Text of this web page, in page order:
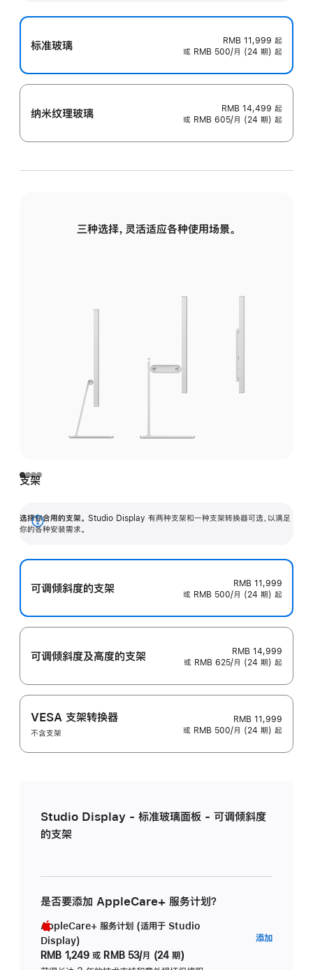
标准玻璃 RMB 11,999 起
或 RMB 500/月 (24 期) 起
纳米纹理玻璃 RMB 14,499 起
或 RMB 605/月 (24 期) 起
三种选择，灵活适应各种使用场景。
支架
选择你合用的支架。 Studio Display 有两种支架和一种支架转换器可选，以满足
你的各种安装需求。
展
可调倾斜度的支架
RMB 11,999
或 RMB 500/月 (24 期) 起
可调倾斜度及高‍度的支‍架
RMB 14,999
或 RMB 625/月 (24 期) 起
VESA 支架转换器
不含支架
RMB 11,999
或 RMB 500/月 (24 期) 起
Studio Display - 标准玻璃面板 - 可调倾斜度
的支架
是否要添加 AppleCare+ 服务计划？
AppleCare+ 服务计划 (适用于 Studio
Display)
RMB 1,249 或 RMB 53/月 (24 期)
添加